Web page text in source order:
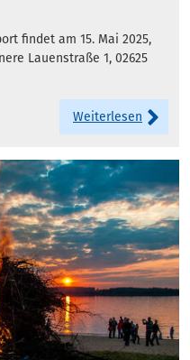
findet am 15. Mai 2025,
Lauenstraße 1, 02625
Weiterlesen